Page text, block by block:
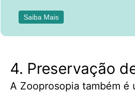
Saiba Mais
4. Preservação
A Zooprosopia também é